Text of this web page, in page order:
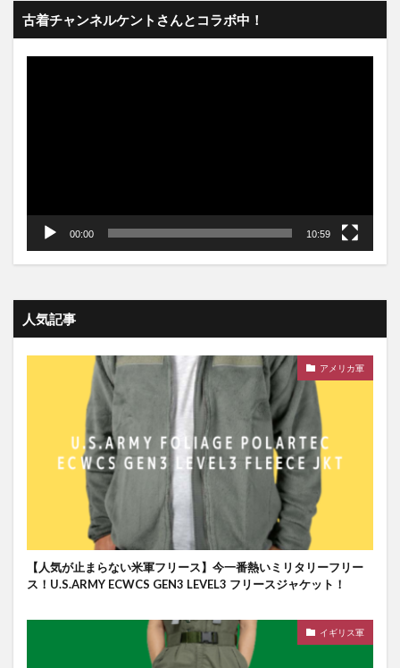
古着チャンネルケントさんとコラボ中！
動
00:00 10:59
人気記事
アメリカ軍
【人気が止まらない米軍フリース】今一番熱いミリタリーフリー
ス！U.S.ARMY ECWCS GEN3 LEVEL3 フリースジャケット！
イギリス軍